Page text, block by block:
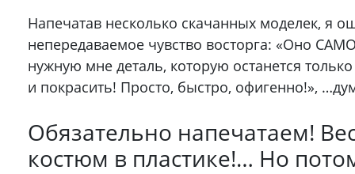
Напечатав несколько скачанных моделек, я
непередаваемое чувство восторга: «Оно
нужную мне деталь, которую останется
и покрасить! Просто, быстро, офигенно!»,
Обязательно напечатаем!
костюм в пластике!… Но